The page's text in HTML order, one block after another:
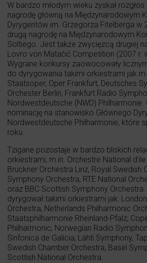
W bardzo młodym wieku zyskał
nagrodę główną na Międzynarodowym
Dyrygentów im. Grzegorza Fitelberga w
drugą nagrodę na Międzynarodowym
Soltiego. Jest także zwycięzcą drugiej
Lovro von Matačić Competition (2007 r.
Wygrane konkursy zaowocowały
do dyrygowania takimi orkiestrami jak
Staatsoper, Oper Frankfurt, Deutsches
Orchester Berlin, Frankfurt Radio
Nordwestdeutsche (NWD) Philharmonie.
nominację na stanowisko Głównego
Nordwestdeutsche Philharmonie, które
roku.
Tzigane pozostaje w bardzo bliskich
orkiestrami, m.in. Orchestre National
Bruckner Orchestra Linz, Royal Swedish
Symphony Orchestra, RTE National
oraz BBC Scottish Symphony
dyrygował takimi orkiestrami jak:
Orchestra, Netherlands Philharmonic
Staatsphilharmonie Rheinland-Pfalz,
Philharmonic, Norwegian Radio
Sinfonica de Galicia, Lahti Symphony,
Swedish Chamber Orchestra, Basel
Scottish National Orchestra.